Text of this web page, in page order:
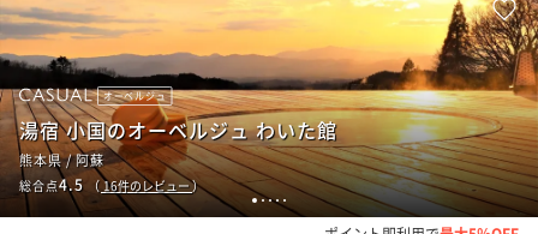
12345
オーベルジュ
湯宿 小国のオーベルジュ わいた館
熊本県 / 阿蘇
総合点4.5（ 16件のレビュー）